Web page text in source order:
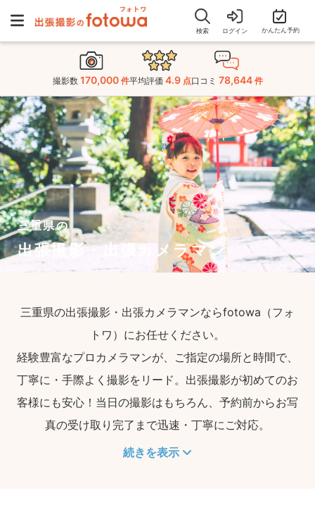
検索 ログイン かんたん予約
撮影数 170,000 件平均評価 4.9 点口コミ 78,644 件
三重県の
出張撮影・出張カメラマン
三重県の出張撮影・出張カメラマンならfotowa（フォ
トワ）にお任せください。
経験豊富なプロカメラマンが、ご指定の場所と時間で、
丁寧に・手際よく撮影をリード。出張撮影が初めてのお
客様にも安心！当日の撮影はもちろん、予約前からお写
真の受け取り完了まで迅速・丁寧にご対応。
続きを表示